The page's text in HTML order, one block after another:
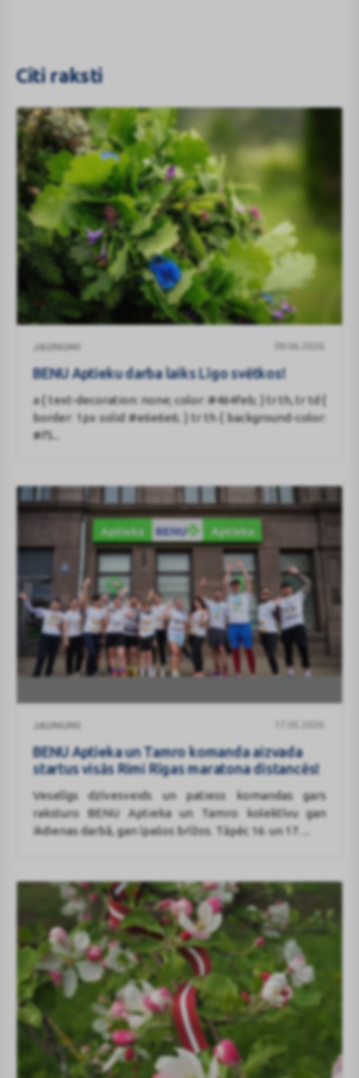
Citi raksti
Aptieku
darba
Līgo
svētkos!
JAUNUMI 09.06.2026.
BENU Aptieku darba laiks Līgo svētkos!
a { text-decoration: none; color: #464feb; } tr th, tr td {
border: 1px solid #e6e6e6; } tr th { background-color:
#f5...
Aptieka
Tamro
aizvada
startus
visās
maratona
distancēs!
JAUNUMI 17.05.2026.
BENU Aptieka un Tamro komanda aizvada
startus visās Rimi Rīgas maratona distancēs!
Veselīgs dzīvesveids un patiess komandas gars
raksturo BENU Aptieka un Tamro kolektīvu gan
ikdienas darbā, gan īpašos brīžos. Tāpēc 16. un 17. ...